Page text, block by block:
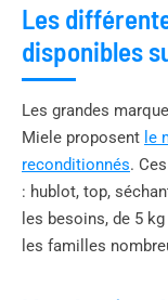
Les
disponibles
Les grandes
Miele proposent le
reconditionnés.
: hublot, top,
les besoins, de 5
les familles